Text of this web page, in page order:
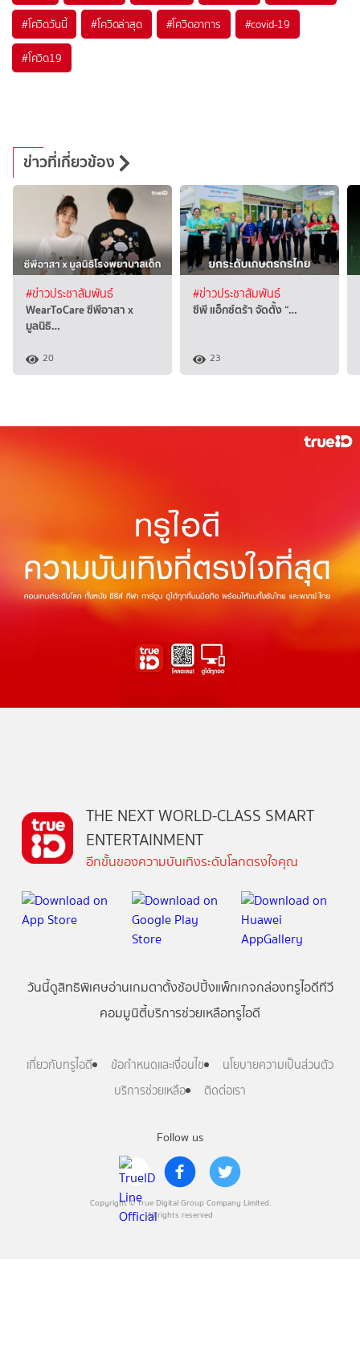
#โควิดวันนี้ #โควิดล่าสุด #โควิดอาการ #covid-19
#โควิด19
ข่าวที่เกี่ยวข้อง
#ข่าวประชาสัมพันธ์
WearToCare ซีพีอาสา x
มูลนิธิ…
20
#ข่าวประชาสัมพันธ์
ซีพี แอ็กซ์ตร้า จัดตั้ง “…
23
Follow us
Copyright © True Digital Group Company Limited.
All rights reserved
THE NEXT WORLD-CLASS SMART
ENTERTAINMENT
อีกขั้นของความบันเทิงระดับโลกตรงใจคุณ
วันนี้ดูสิทธิพิเศษอ่านเกมตาตั้งช้อปปิ้งแพ็กเกจกล่องทรูไอดีทีวี
คอมมูนิตี้บริการช่วยเหลือทรูไอดี
เกี่ยวกับทรูไอดี ข้อกำหนดและเงื่อนไข
นโยบายความเป็นส่วนตัว
บริการช่วยเหลือ
ติดต่อเรา